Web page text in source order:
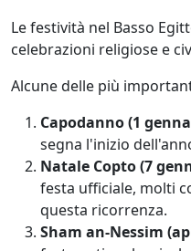
Le festività nel Basso
celebrazioni religiose e
Alcune delle più
Capodanno (1
segna l'inizio
Natale Copto (7
festa ufficiale, molti
questa ricorrenza.
Sham an-Nessim